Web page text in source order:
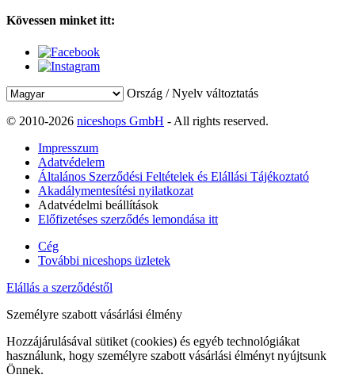
Kövessen minket itt:
Ország / Nyelv változtatás
© 2010-2026 niceshops GmbH - All rights reserved.
Impresszum
Adatvédelem
Általános Szerződési Feltételek és Elállási Tájékoztató
Akadálymentesítési nyilatkozat
Adatvédelmi beállítások
Előfizetéses szerződés lemondása itt
Cég
További niceshops üzletek
Elállás a szerződéstől
Személyre szabott vásárlási élmény
Hozzájárulásával sütiket (cookies) és egyéb technológiákat
használunk, hogy személyre szabott vásárlási élményt nyújtsunk
Önnek.